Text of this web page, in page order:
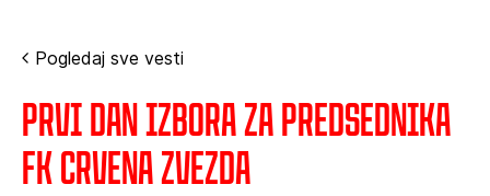
Pogledaj sve vesti
Prvi dan izbora za predsednika
FK Crvena zvezda